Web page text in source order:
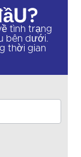
tình trạng
bên dưới.
thời gian